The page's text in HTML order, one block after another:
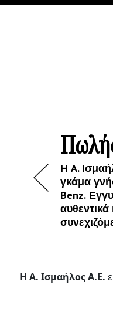
ΗA.
γκάμα
Benz.
Previous
Η Α. Ισμαήλος Α.Ε.